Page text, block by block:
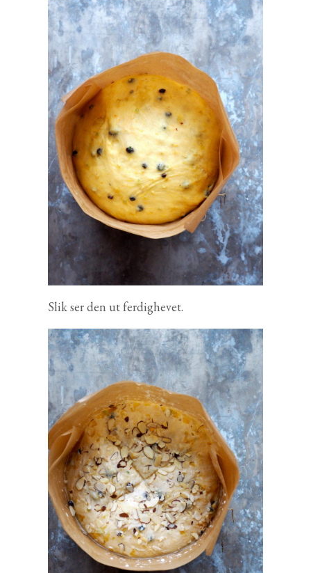
Slik ser den ut ferdighevet.